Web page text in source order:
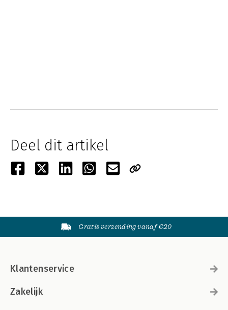
Deel dit artikel
Gratis verzending vanaf €20
Klantenservice
Zakelijk